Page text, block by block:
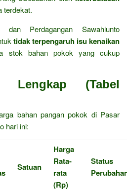
terdekat.
Perdagangan Sawahlunto
tidak terpengaruh isu kenaikan
stok bahan pokok yang cukup
Lengkap (Tabel
bahan pangan pokok di Pasar
hari ini:
Satuan
Harga
Rata-
rata
(Rp)
Status